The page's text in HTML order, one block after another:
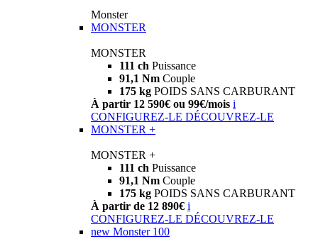
Monster
MONSTER
MONSTER
111 ch Puissance
91,1 Nm Couple
175 kg POIDS SANS CARBURANT
À partir 12 590€ ou 99€/mois i
CONFIGUREZ-LE DÉCOUVREZ-LE
MONSTER +
MONSTER +
111 ch Puissance
91,1 Nm Couple
175 kg POIDS SANS CARBURANT
À partir de 12 890€ i
CONFIGUREZ-LE DÉCOUVREZ-LE
new Monster 100